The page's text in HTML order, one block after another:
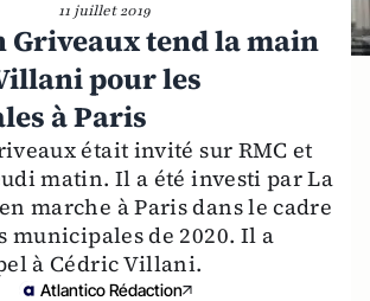
11 juillet 2019
Griveaux tend la main
pour les
à Paris
était invité sur RMC et
matin. Il a été investi par La
marche à Paris dans le cadre
municipales de 2020. Il a
à Cédric Villani.
Atlantico Rédaction